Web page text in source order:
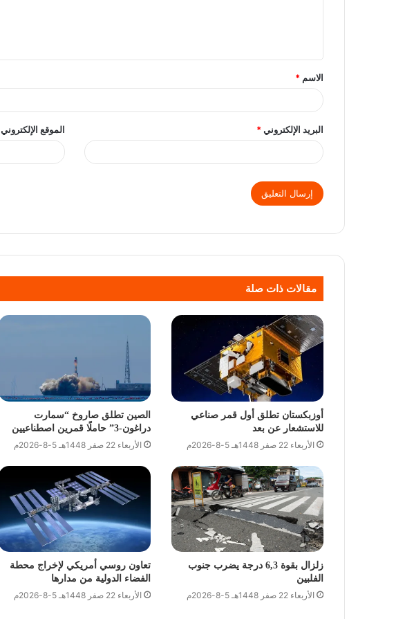
الاسم *
البريد الإلكتروني* الموقع الإلكتروني
مقالات ذات صلة
أوزبكستان تطلق أول قمر صناعي
للاستشعار عن بعد
الأربعاء 22 صفر 1448هـ 5-8-2026م
الصين تطلق صاروخ “سمارت
دراغون-3” حاملًا قمرين اصطناعيين
الأربعاء 22 صفر 1448هـ 5-8-2026م
زلزال بقوة 6,3 درجة يضرب جنوب
الفلبين
الأربعاء 22 صفر 1448هـ 5-8-2026م
تعاون روسي أمريكي لإخراج محطة
الفضاء الدولية من مدارها
الأربعاء 22 صفر 1448هـ 5-8-2026م